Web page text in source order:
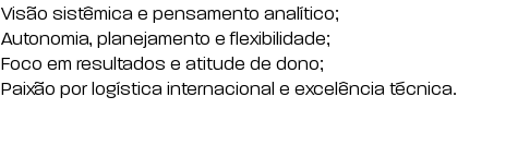
Visão sistêmica e pensamento analítico;
Autonomia, planejamento e flexibilidade;
Foco em resultados e atitude de dono;
Paixão por logística internacional e excelência técnica.